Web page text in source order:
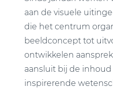
aan de visuele
die het centrum
beeldconcept tot
ontwikkelen
aansluit bij de
inspirerende